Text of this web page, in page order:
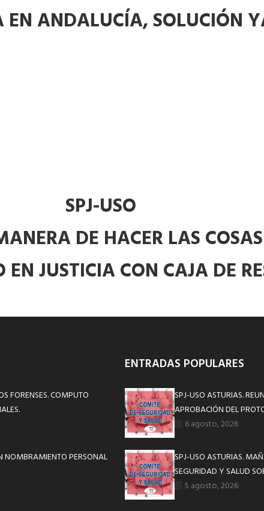
EN ANDALUCÍA, SOLUCIÓN
SPJ-USO
DE HACER LAS COSAS
EN JUSTICIA CON CAJA DE
FORENSES. COMPUTO
NOMBRAMIENTO PERSONAL
ENTRADAS POPULARES
SPJ-USO ASTURIAS.
APROBACIÓN DEL
6 agosto, 2026
SPJ-USO ASTURIAS.
SEGURIDAD Y SALUD
5 agosto, 2026